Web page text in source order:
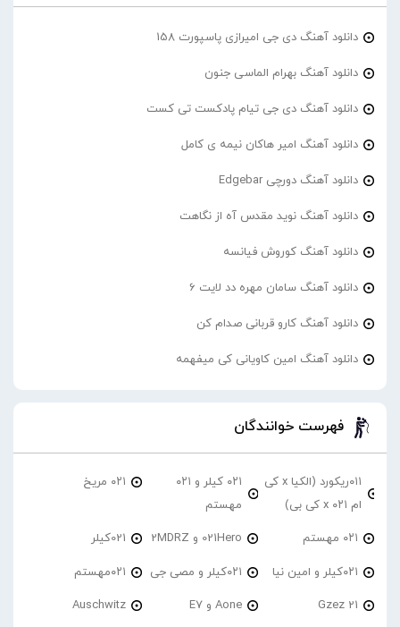
دانلود آهنگ دی جی امیرازی پاسپورت 158
دانلود آهنگ بهرام الماسی جنون
دانلود آهنگ دی جی تیام پادکست تی کست
دانلود آهنگ امیر هاکان نیمه ی کامل
دانلود آهنگ دورچی Edgebar
دانلود آهنگ نوید مقدس آه از نگاهت
دانلود آهنگ کوروش فیانسه
دانلود آهنگ سامان مهره دد لایت 6
دانلود آهنگ کارو قربانی صدام کن
دانلود آهنگ امین کاویانی کی میفهمه
فهرست خوانندگان
۰۱۱ریکورد (الکیا x کی
ام ۰۲۱ x کی بی)
۰۲۱ کیلر و ۰۲۱
مهستم
۰۲۱ مریخ
۰۲۱ مهستم 021Hero و 2MDRZ 021کیلر
۰۲۱کیلر و امین نیا ۰۲۱کیلر و مصی جی ۰۲۱مهستم
21 Gzez Aone و E7 Auschwitz